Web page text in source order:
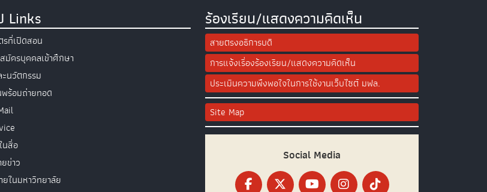
Links
ที่เปิดสอน
มัครบุคคลเข้าศึกษา
นวัตกรรม
ร้อมถ่ายทอด
นสื่อ
ข่าว
ในมหาวิทยาลัย
ร้องเรียน/แสดงความคิดเห็น
สายตรงอธิการบดี
การแจ้งเรื่องร้องเรียน/แสดงความคิดเห็น
ประเมินความพึงพอใจในการใช้งานเว็บไซต์ มฟล.
Site Map
Social Media